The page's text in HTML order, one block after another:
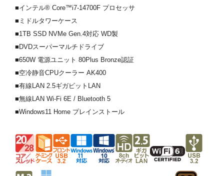
■インテル® Core™i7-14700F プロセッサ
■ミドルタワーケース
■1TB SSD NVMe Gen.4対応 WD製
■DVDスーパーマルチドライブ
■650W 電源ユニット 80Plus Bronze認証
■空冷静音CPUクーラー AK400
■有線LAN 2.5ギガビットLAN
■無線LAN Wi-Fi 6E / Bluetooth 5
■Windows11 Home プレインストール